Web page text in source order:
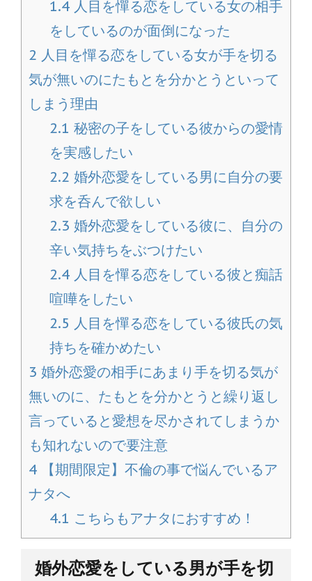
1.4 人目を憚る恋をしている女の相手
をしているのが面倒になった
2 人目を憚る恋をしている女が手を切る
気が無いのにたもとを分かとうといって
しまう理由
2.1 秘密の子をしている彼からの愛情
を実感したい
2.2 婚外恋愛をしている男に自分の要
求を呑んで欲しい
2.3 婚外恋愛をしている彼に、自分の
辛い気持ちをぶつけたい
2.4 人目を憚る恋をしている彼と痴話
喧嘩をしたい
2.5 人目を憚る恋をしている彼氏の気
持ちを確かめたい
3 婚外恋愛の相手にあまり手を切る気が
無いのに、たもとを分かとうと繰り返し
言っていると愛想を尽かされてしまうか
も知れないので要注意
4 【期間限定】不倫の事で悩んでいるア
ナタへ
4.1 こちらもアナタにおすすめ！
婚外恋愛をしている男が手を切